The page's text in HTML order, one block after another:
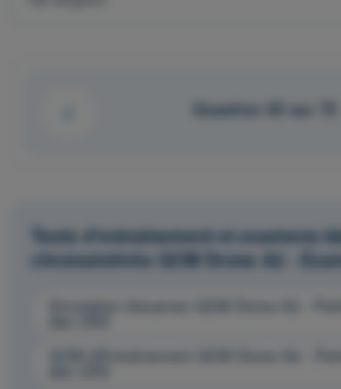
Question 63 sur 72
Tests d'entraînement et examens
chronométrés QCM Drone A2 -
Simulation d'examen QCM Drone A2 -